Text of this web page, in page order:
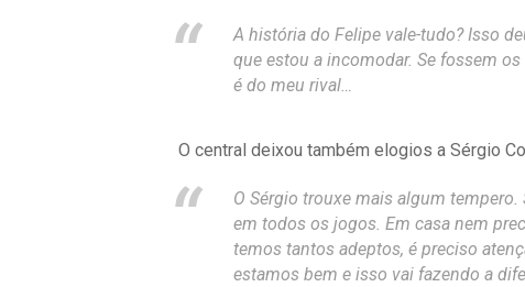
A história do Felipe vale-tudo? Isso
que estou a incomodar. Se fossem
é do meu rival…
O central deixou também elogios a Sérgio
O Sérgio trouxe mais algum
em todos os jogos. Em casa nem
temos tantos adeptos, é preciso
estamos bem e isso vai fazendo a